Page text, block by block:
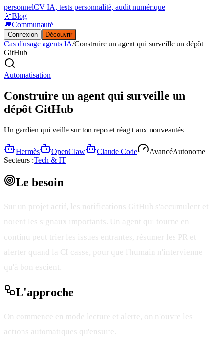
personnelCV IA, tests personnalité, audit numérique
🔭Blog
💬Communauté
Connexion Découvrir
Cas d'usage agents IA/Construire un agent qui surveille un dépôt
GitHub
Automatisation
Construire un agent qui surveille un
dépôt GitHub
Un gardien qui veille sur ton repo et réagit aux nouveautés.
Hermès OpenClaw Claude Code AvancéAutonome
Secteurs :Tech & IT
Le besoin
Sur un projet actif, les notifications GitHub s'accumulent et
noient les signaux importants. Un agent qui tourne en
continu peut trier les issues entrantes, résumer les PR et
alerter quand la CI casse, pour que l'humain n'intervienne
qu'à bon escient.
L'approche
On commence en mode lecture et alerte, on n'ouvre les
actions automatiques qu'ensuite.